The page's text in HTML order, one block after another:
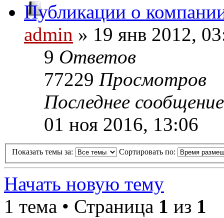
Публикации о
admin » 19 янв 2012,
9 Ответов
77229 Просмотров
Последнее
01 ноя 2016, 13:06
Показать темы за: Сортировать по:
Начать новую тему
1 тема • Страница 1 из 1